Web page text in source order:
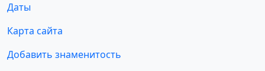
Даты
Карта сайта
Добавить знаменитость